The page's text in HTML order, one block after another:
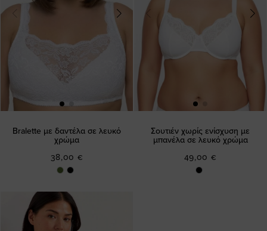
Bralette με δαντέλα σε λευκό
χρώμα
38,00 €
Σουτιέν χωρίς ενίσχυση με
μπανέλα σε λευκό χρώμα
49,00 €